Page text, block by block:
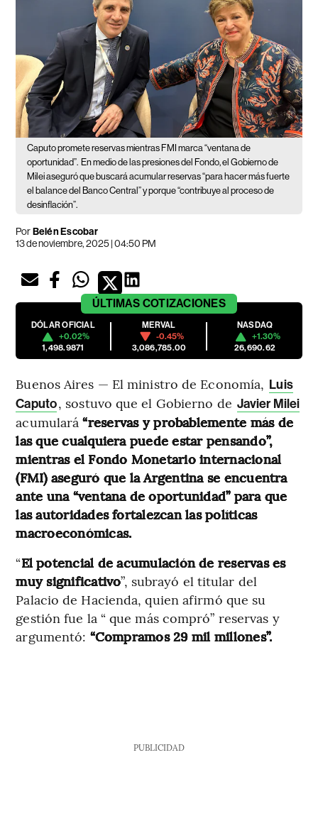
Caputo promete reservas mientras FMI marca “ventana de
oportunidad”. En medio de las presiones del Fondo, el Gobierno de
Milei aseguró que buscará acumular reservas “para hacer más fuerte
el balance del Banco Central” y porque “contribuye al proceso de
desinflación”.
PorBelén Escobar
13 de noviembre, 2025 | 04:50 PM
ÚLTIMAS COTIZACIONES
DÓLAR OFICIAL
+0.02%
1,498.9871
MERVAL
-0.45%
3,086,785.00
NASDAQ
+1.30%
26,690.62
Buenos Aires — El ministro de Economía, Luis
Caputo, sostuvo que el Gobierno de Javier Milei
acumulará“reservas y probablemente más de
las que cualquiera puede estar pensando”,
mientras el Fondo Monetario internacional
(FMI) aseguró que la Argentina se encuentra
ante una “ventana de oportunidad” para que
las autoridades fortalezcan las políticas
macroeconómicas.
“El potencial de acumulación de reservas es
muy significativo”, subrayó el titular del
Palacio de Hacienda, quien afirmó que su
gestión fue la “ que más compró” reservas y
argumentó: “Compramos 29 mil millones”.
PUBLICIDAD